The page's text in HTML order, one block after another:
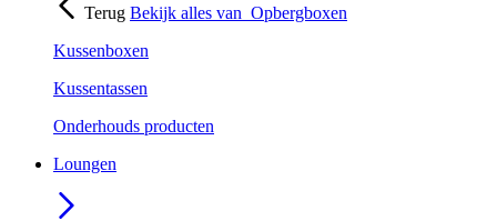
Terug Bekijk alles van Opbergboxen
Kussenboxen
Kussentassen
Onderhouds producten
Loungen